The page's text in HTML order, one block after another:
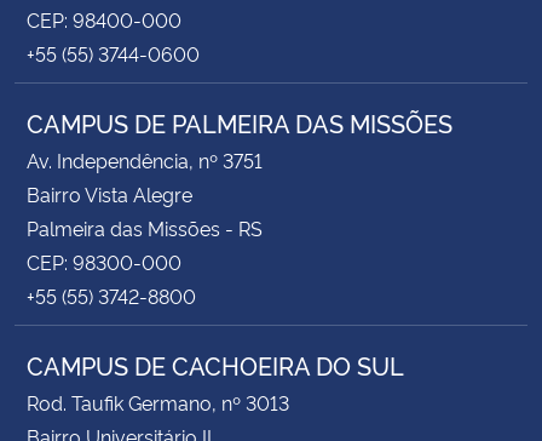
CEP: 98400-000
+55 (55) 3744-0600
CAMPUS DE PALMEIRA DAS MISSÕES
Av. Independência, nº 3751
Bairro Vista Alegre
Palmeira das Missões - RS
CEP: 98300-000
+55 (55) 3742-8800
CAMPUS DE CACHOEIRA DO SUL
Rod. Taufik Germano, nº 3013
Bairro Universitário II